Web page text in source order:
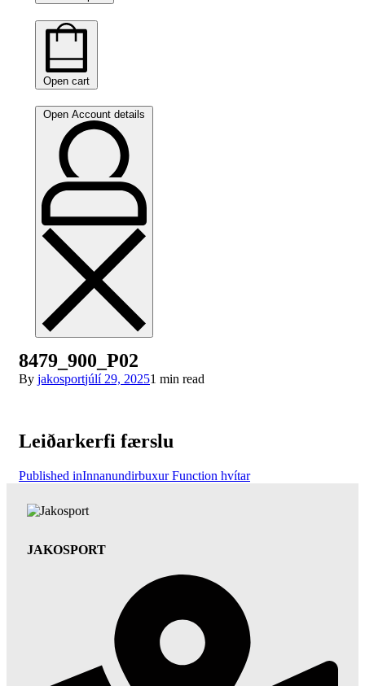
Open cart
Open Account details
8479_900_P02
By jakosportjúlí 29, 20251 min read
Leiðarkerfi færslu
Published inInnanundirbuxur Function hvítar
JAKOSPORT